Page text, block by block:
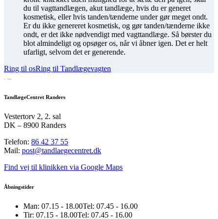
du til vagttandlægen, akut tandlæge, hvis du er generet
kosmetisk, eller hvis tanden/tænderne under gør meget ondt.
Er du ikke genereret kosmetisk, og gør tanden/tænderne ikke
ondt, er det ikke nødvendigt med vagttandlæge. Så børster du
blot almindeligt og opsøger os, når vi åbner igen. Det er helt
ufarligt, selvom det er generende.
Ring til osRing til Tandlægevagten
TandlægeCentret Randers
Vestertorv 2, 2. sal
DK – 8900 Randers
Telefon: 86 42 37 55
Mail: post@tandlaegecentret.dk
Find vej til klinikken via Google Maps
Åbningstider
Man: 07.15 - 18.00Tel: 07.45 - 16.00
Tir: 07.15 - 18.00Tel: 07.45 - 16.00